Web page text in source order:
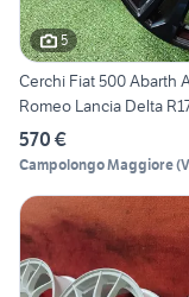
5
Cerchi Fiat 500 Abarth
Romeo Lancia Delta
570 €
Campolongo Maggiore(